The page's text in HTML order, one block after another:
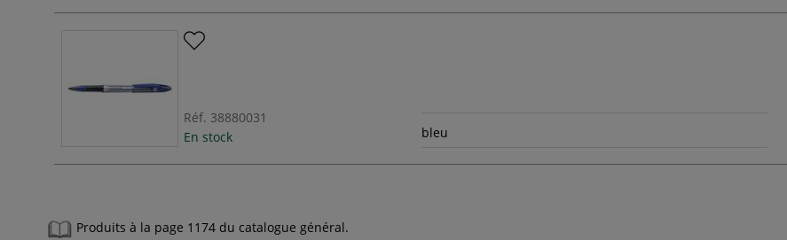
Réf. 38880031
En stock
bleu
Produits à la page 1174 du catalogue général.